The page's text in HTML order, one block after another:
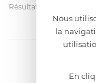
Résultats par page
Nous
la
En